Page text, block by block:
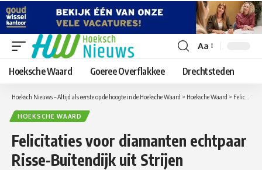
Lettergrootte
aanpassen
Aa
Hoeksche Waard Goeree Overflakkee Drechtsteden
Hoeksch Nieuws – Altijd als eerste op de hoogte in de Hoeksche Waard > Hoeksche Waard > Felicitaties voor diamanten echtpaar Risse-Buitendijk uit Strijen
HOEKSCHE WAARD
Felicitaties voor diamanten echtpaar
Risse-Buitendijk uit Strijen